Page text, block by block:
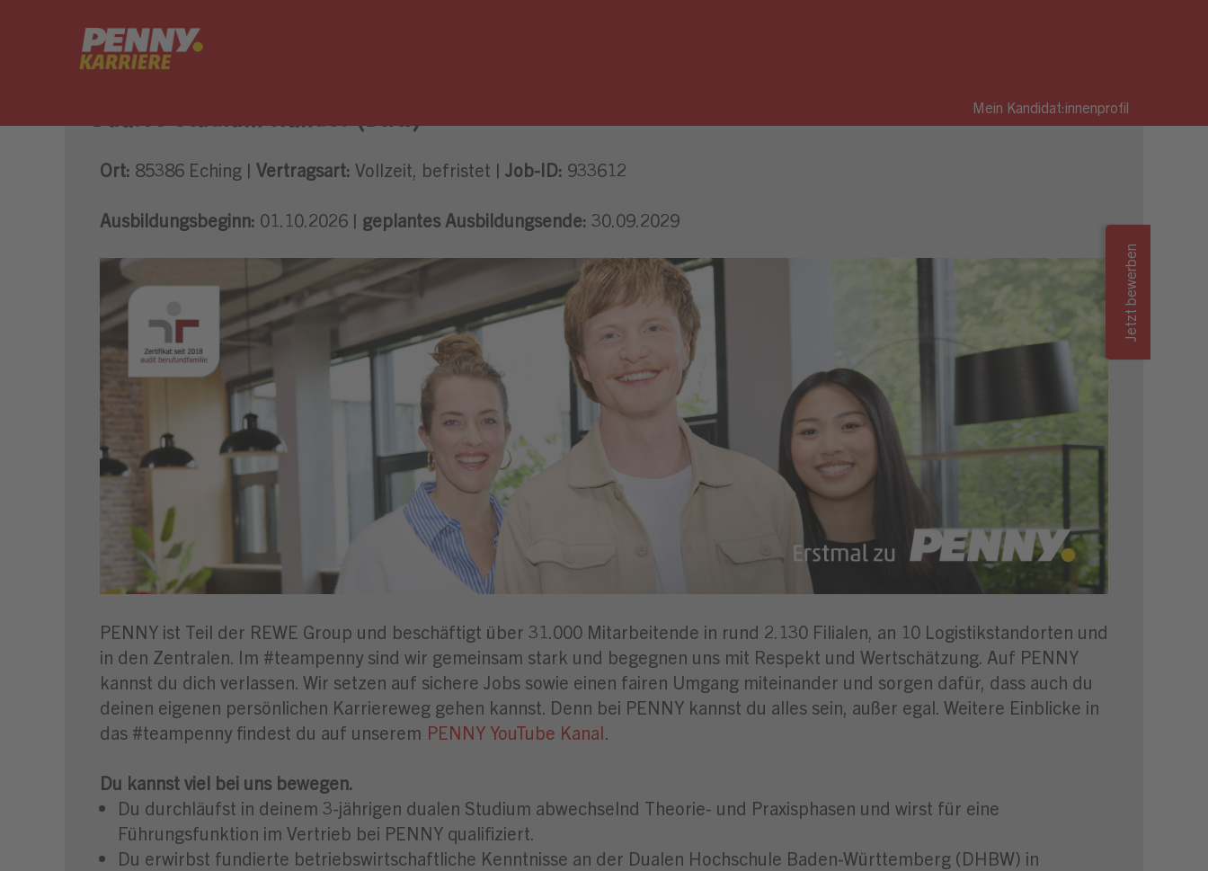
Mein Kandidat:innenprofil
Duales Studium Handel (B.A.)
Ort: 85386 Eching | Vertragsart: Vollzeit, befristet | Job-ID: 933612
Ausbildungsbeginn: 01.10.2026 | geplantes Ausbildungsende: 30.09.2029
PENNY ist Teil der REWE Group und beschäftigt über 31.000 Mitarbeitende in rund 2.130 Filialen, an 10 Logistikstandorten und
in den Zentralen. Im #teampenny sind wir gemeinsam stark und begegnen uns mit Respekt und Wertschätzung. Auf PENNY
kannst du dich verlassen. Wir setzen auf sichere Jobs sowie einen fairen Umgang miteinander und sorgen dafür, dass auch du
deinen eigenen persönlichen Karriereweg gehen kannst. Denn bei PENNY kannst du alles sein, außer egal. Weitere Einblicke in
das #teampenny findest du auf unserem PENNY YouTube Kanal.
Du kannst viel bei uns bewegen.
Du durchläufst in deinem 3-jährigen dualen Studium abwechselnd Theorie- und Praxisphasen und wirst für eine
Führungsfunktion im Vertrieb bei PENNY qualifiziert.
Du erwirbst fundierte betriebswirtschaftliche Kenntnisse an der Dualen Hochschule Baden-Württemberg (DHBW) in